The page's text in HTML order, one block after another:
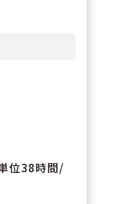
位38時間/